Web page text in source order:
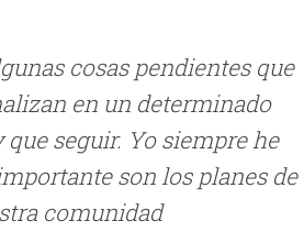
cosas pendientes que
en un determinado
seguir. Yo siempre he
son los planes de
comunidad